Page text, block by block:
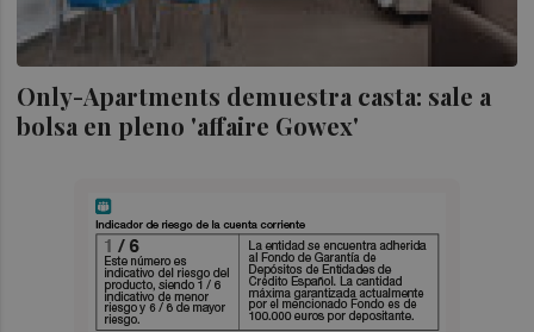
Only-Apartments demuestra casta: sale a
bolsa en pleno 'affaire Gowex'